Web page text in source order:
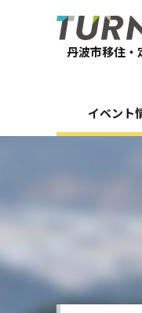
丹波市移住・
イベント